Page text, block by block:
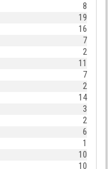
8
19
16
7
2
11
7
2
14
3
2
6
1
10
10